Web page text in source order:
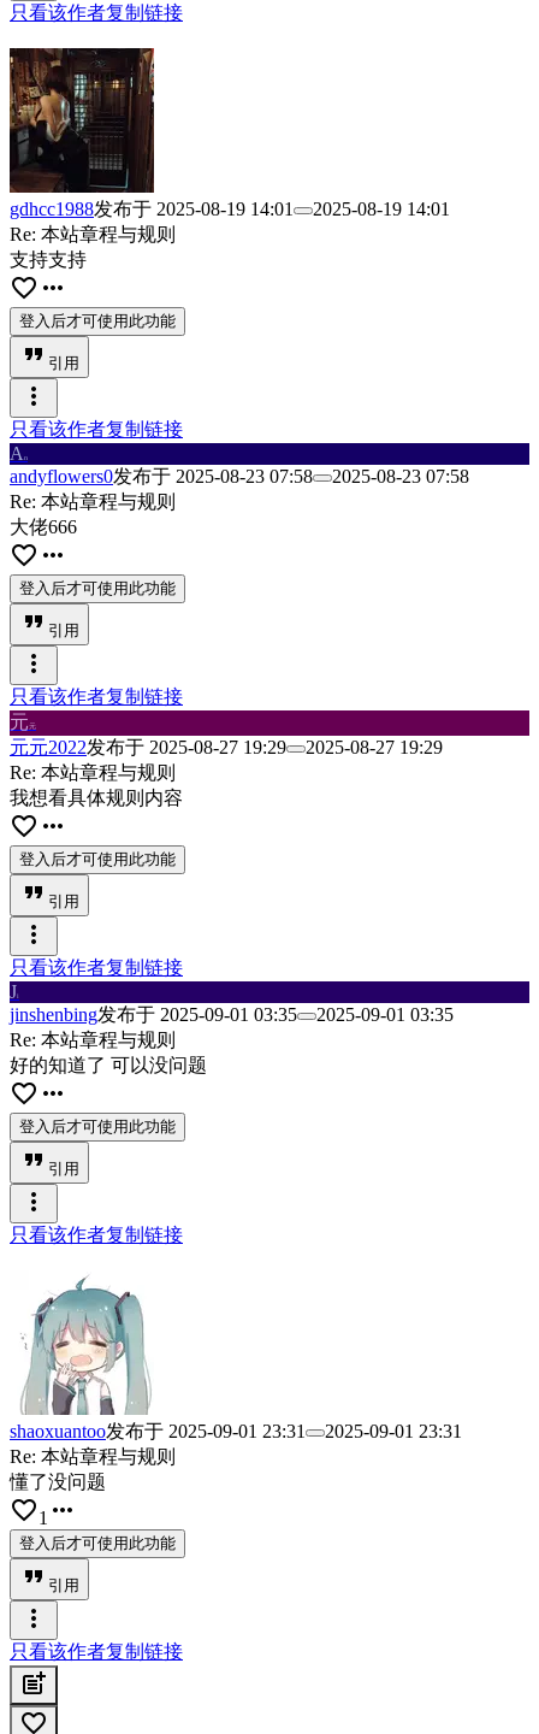
只看该作者复制链接
gdhcc1988发布于 2025-08-19 14:01
2025-08-19 14:01
Re: 本站章程与规则
支持支持
favorite_border more_horiz
登入后才可使用此功能
format_quote 引用
more_vert
只看该作者复制链接
A n
andyflowers0发布于 2025-08-23 07:58
2025-08-23 07:58
Re: 本站章程与规则
大佬666
favorite_border more_horiz
登入后才可使用此功能
format_quote 引用
more_vert
只看该作者复制链接
元元
元元2022发布于 2025-08-27 19:29
2025-08-27 19:29
Re: 本站章程与规则
我想看具体规则内容
favorite_border more_horiz
登入后才可使用此功能
format_quote 引用
more_vert
只看该作者复制链接
Ji
jinshenbing发布于 2025-09-01 03:35
2025-09-01 03:35
Re: 本站章程与规则
好的知道了 可以没问题
favorite_border more_horiz
登入后才可使用此功能
format_quote 引用
more_vert
只看该作者复制链接
shaoxuantoo发布于 2025-09-01 23:31
2025-09-01 23:31
Re: 本站章程与规则
懂了没问题
favorite_border1 more_horiz
登入后才可使用此功能
format_quote 引用
more_vert
只看该作者复制链接
post_add
favorite_border